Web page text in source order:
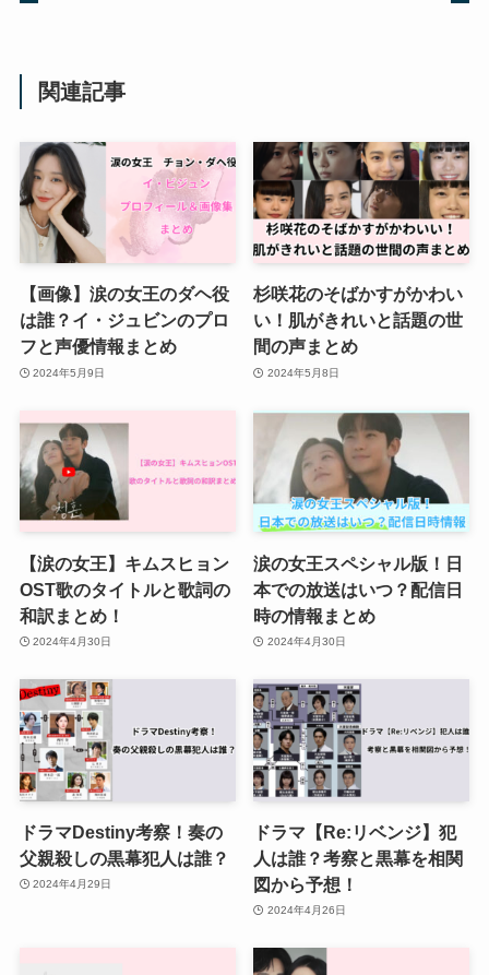
関連記事
【画像】涙の女王のダヘ役
は誰？イ・ジュビンのプロ
フと声優情報まとめ
2024年5月9日
杉咲花のそばかすがかわい
い！肌がきれいと話題の世
間の声まとめ
2024年5月8日
【涙の女王】キムスヒョン
OST歌のタイトルと歌詞の
和訳まとめ！
2024年4月30日
涙の女王スペシャル版！日
本での放送はいつ？配信日
時の情報まとめ
2024年4月30日
ドラマDestiny考察！奏の
父親殺しの黒幕犯人は誰？
2024年4月29日
ドラマ【Re:リベンジ】犯
人は誰？考察と黒幕を相関
図から予想！
2024年4月26日